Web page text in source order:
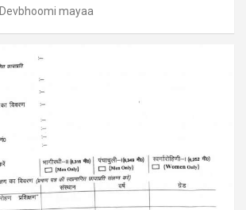
Devbhoomi mayaa